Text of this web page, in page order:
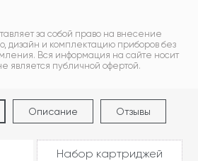
за собой право на внесение
дизайн и комплектацию приборов без
Вся информация на сайте носит
является публичной офертой.
Описание Отзывы
Набор картриджей